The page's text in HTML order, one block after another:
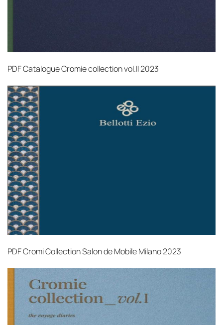
PDFCatalogue Cromie collection vol.II 2023
PDFCromi Collection Salon de Mobile Milano 2023